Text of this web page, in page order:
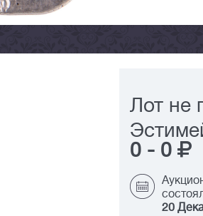
Лот не
0 - 0
20